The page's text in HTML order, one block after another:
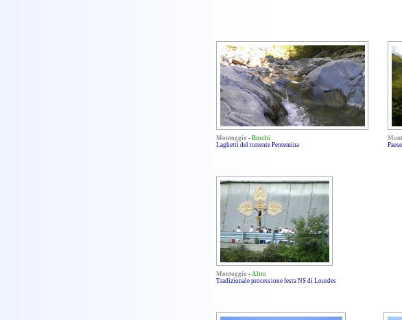
Montoggio - Boschi
Laghetti del torrente Pentemina
Montoggio - Altro
Tradizionale processione festa NS di Lourdes